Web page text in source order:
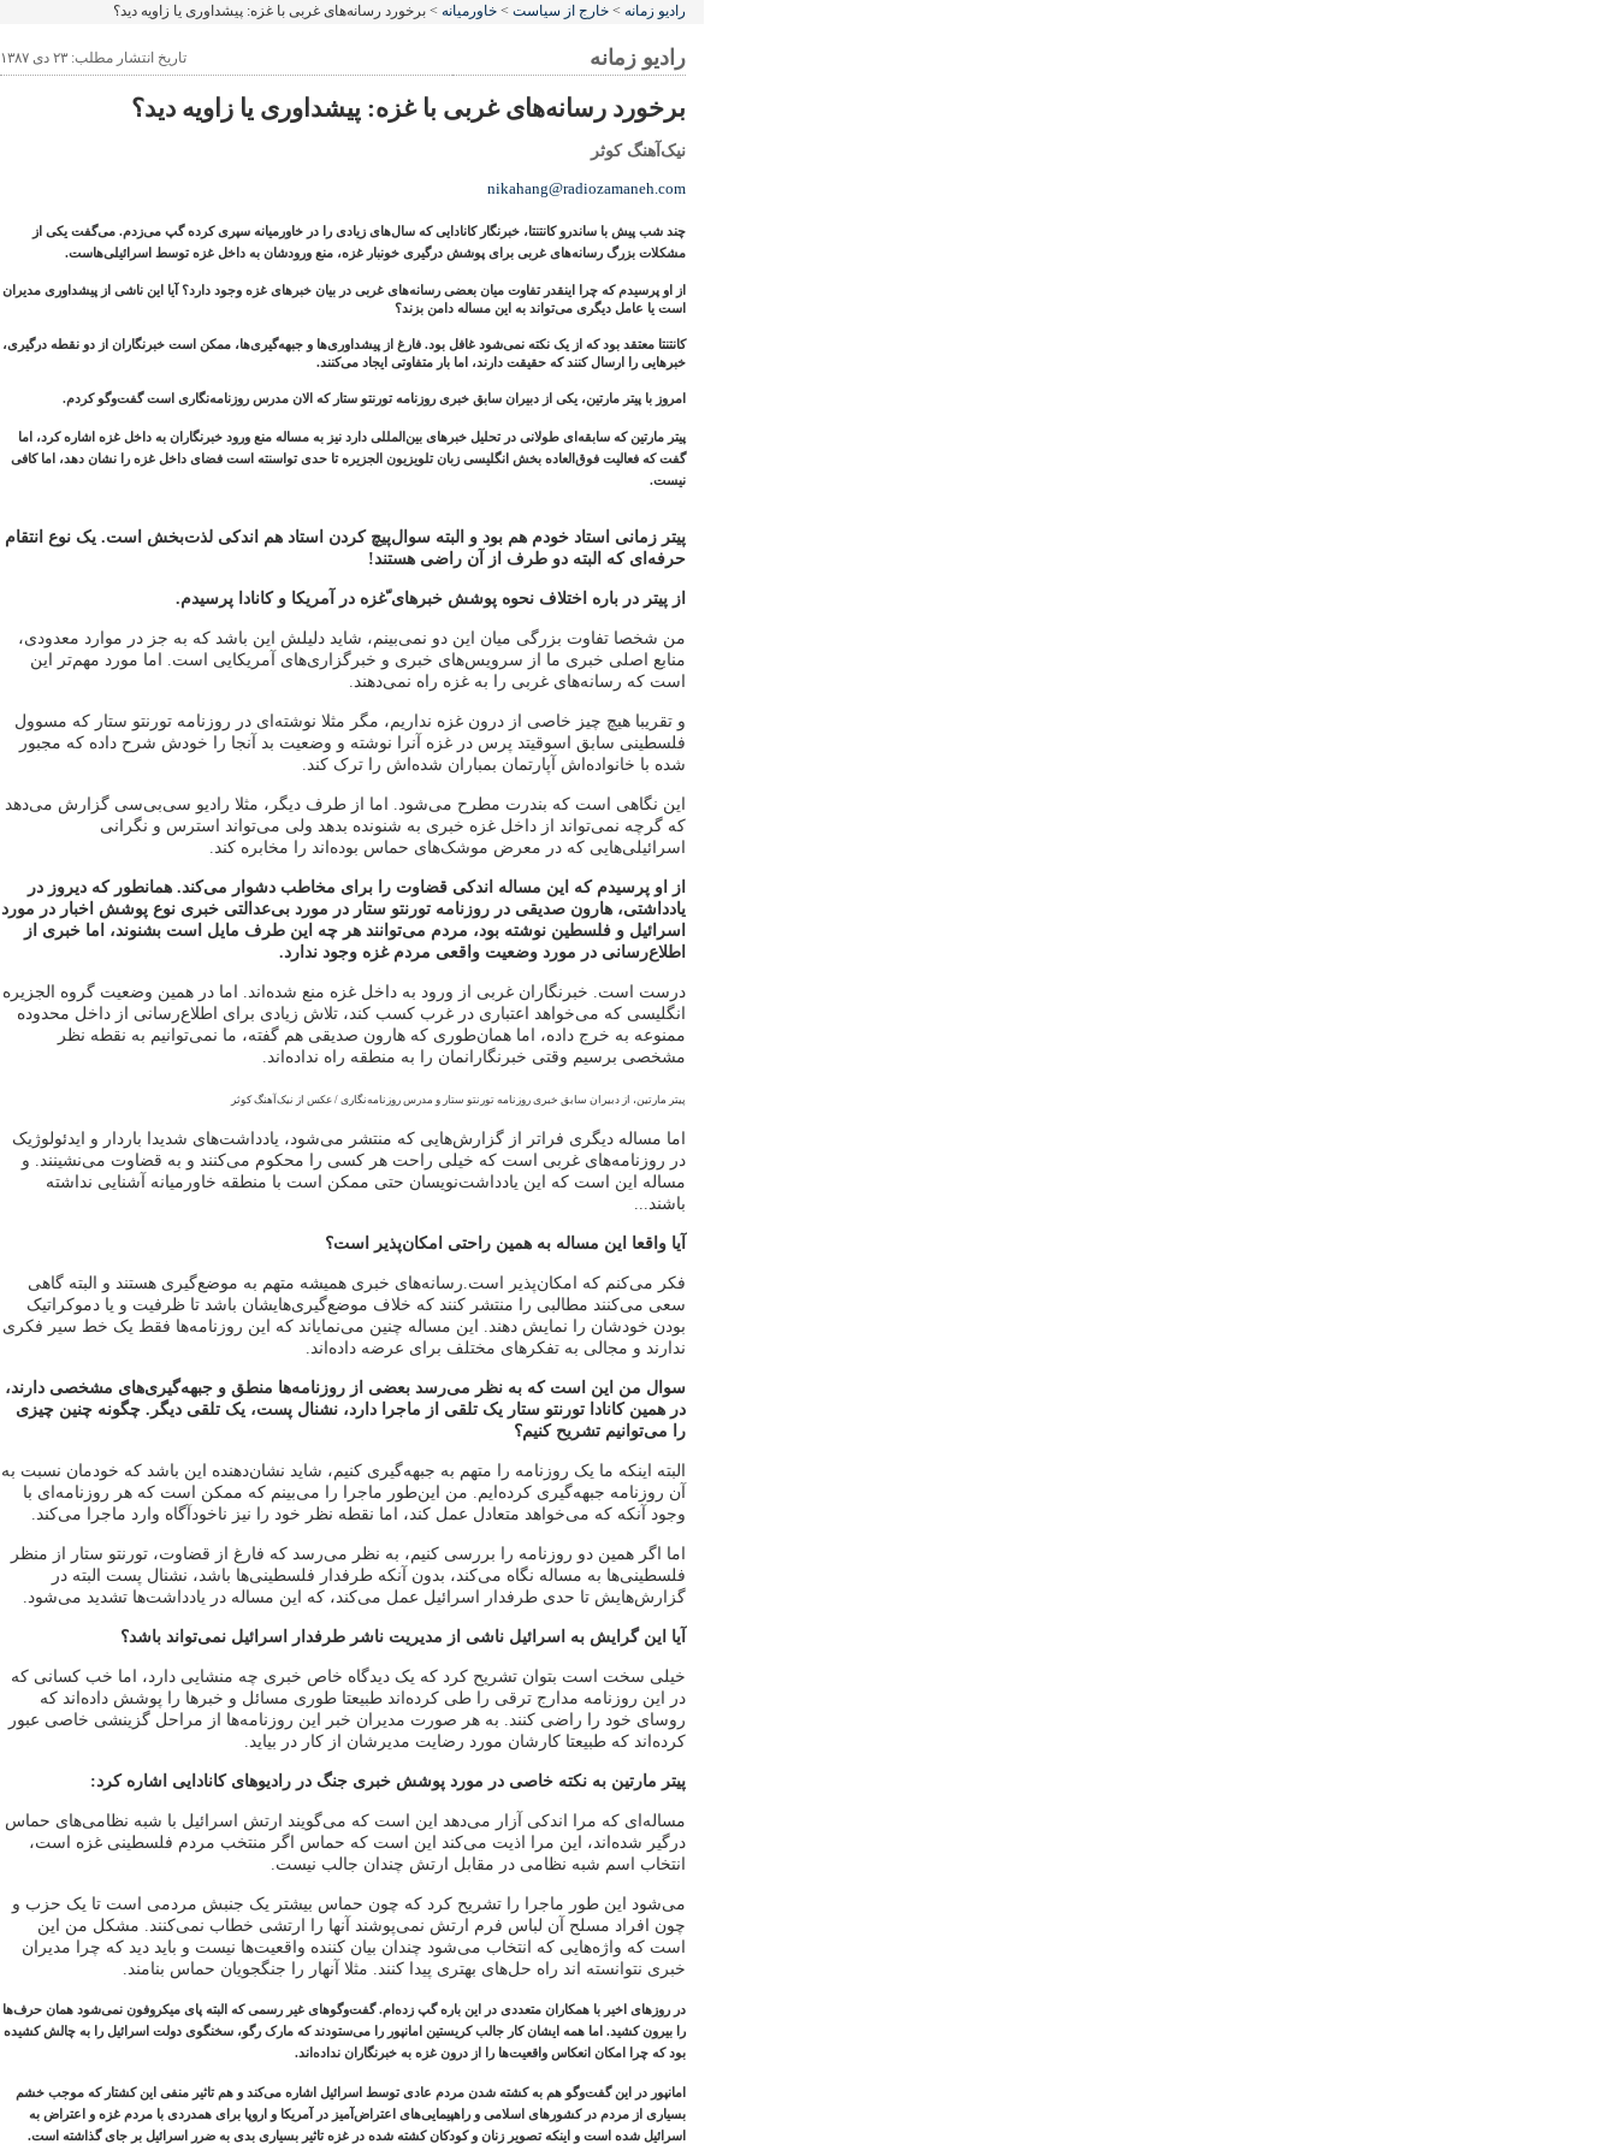
رادیو زمانه > خارج از سیاست > خاورميانه > برخورد رسانه‌های غربی با غزه: پیشداوری یا زاویه دید؟
رادیو زمانه تاریخ انتشار مطلب: ۲۳ دی ۱۳۸۷
برخورد رسانه‌های غربی با غزه: پیشداوری یا زاویه دید؟
نیک‌آهنگ کوثر
nikahang@radiozamaneh.com
چند شب پیش با ساندرو کانتنتا، خبرنگار کانادایی که سال‌های زیادی را در خاورمیانه سپری کرده گپ می‌زدم. می‌گفت یکی از
مشکلات بزرگ رسانه‌های غربی برای پوشش درگیری خونبار غزه، منع ورودشان به داخل غزه توسط اسرائیلی‌هاست.
از او پرسیدم که چرا اینقدر تفاوت میان بعضی رسانه‌های غربی در بیان خبرهای غزه وجود دارد؟ آیا این ناشی از پیشداوری مدیران
است یا عامل دیگری می‌تواند به این مساله دامن بزند؟
کانتنتا معتقد بود که از یک نکته نمی‌شود غافل بود. فارغ از پیشداوری‌ها و جبهه‌گیری‌ها، ممکن است خبرنگاران از دو نقطه درگیری،
خبرهایی را ارسال کنند که حقیقت دارند، اما بار متفاوتی ایجاد می‌کنند.
امروز با پیتر مارتین، یکی از دبیران سابق خبری روزنامه تورنتو ستار که الان مدرس روزنامه‌نگاری است گفت‌وگو کردم.
پیتر مارتین که سابقه‌ای طولانی در تحلیل خبرهای بین‌المللی دارد نیز به مساله منع ورود خبرنگاران به داخل غزه اشاره کرد، اما
گفت که فعالیت فوق‌العاده بخش انگلیسی زبان تلویزیون الجزیره تا حدی تواسنته است فضای داخل غزه را نشان دهد، اما کافی
نیست.
پیتر زمانی استاد خودم هم بود و البته سوال‌پیچ کردن استاد هم اندکی لذت‌بخش است. یک نوع انتقام
حرفه‌ای که البته دو طرف از آن راضی هستند!
از پیتر در باره اختلاف نحوه پوشش خبرهای ّغزه در آمریکا و کانادا پرسیدم.
من شخصا تفاوت بزرگی میان این دو نمی‌بینم، شاید دلیلش این باشد که به جز در موارد معدودی،
منابع اصلی خبری ما از سرویس‌های خبری و خبرگزاری‌های آمریکایی است. اما مورد مهم‌تر این
است که رسانه‌های غربی را به غزه راه نمی‌دهند.
و تقریبا هیچ چیز خاصی از درون غزه نداریم، مگر مثلا نوشته‌ای در روزنامه تورنتو ستار که مسوول
فلسطینی سابق اسوقیتد پرس در غزه آنرا نوشته و وضعیت بد آنجا را خودش شرح داده که مجبور
شده با خانواده‌اش آپارتمان بمباران شده‌اش را ترک کند.
این نگاهی است که بندرت مطرح می‌شود. اما از طرف دیگر، مثلا رادیو سی‌بی‌سی گزارش می‌دهد
که گرچه نمی‌تواند از داخل غزه خبری به شنونده بدهد ولی می‌تواند استرس و نگرانی
اسرائیلی‌هایی که در معرض موشک‌های حماس بوده‌اند را مخابره کند.
از او پرسیدم که این مساله اندکی قضاوت را برای مخاطب دشوار می‌کند. همانطور که دیروز در
یادداشتی، هارون صدیقی در روزنامه تورنتو ستار در مورد بی‌عدالتی خبری نوع پوشش اخبار در مورد
اسرائیل و فلسطین نوشته بود، مردم می‌توانند هر چه این طرف مایل است بشنوند، اما خبری از
اطلاع‌رسانی در مورد وضعیت واقعی مردم غزه وجود ندارد.
درست است. خبرنگاران غربی از ورود به داخل غزه منع شده‌اند. اما در همین وضعیت گروه الجزیره
انگلیسی که می‌خواهد اعتباری در غرب کسب کند، تلاش زیادی برای اطلاع‌رسانی از داخل محدوده
ممنوعه به خرج داده، اما همان‌طوری که هارون صدیقی هم گفته، ما نمی‌توانیم به نقطه نظر
مشخصی برسیم وقتی خبرنگارانمان را به منطقه راه نداده‌اند.
پیتر مارتین، از دبیران سابق خبری روزنامه تورنتو ستار و مدرس روزنامه‌نگاری / عکس از نیک‌آهنگ کوثر
اما مساله دیگری فراتر از گزارش‌هایی که منتشر می‌شود، یادداشت‌های شدیدا باردار و ایدئولوژیک
در روزنامه‌های غربی است که خیلی راحت هر کسی را محکوم می‌کنند و به قضاوت می‌نشینند. و
مساله این است که این یادداشت‌نویسان حتی ممکن است با منطقه خاورمیانه آشنایی نداشته
باشند...
آیا واقعا این مساله به همین راحتی امکان‌پذیر است؟
فکر می‌کنم که امکان‌پذیر است.رسانه‌های خبری همیشه متهم به موضع‌گیری هستند و البته گاهی
سعی می‌کنند مطالبی را منتشر کنند که خلاف موضع‌گیری‌هایشان باشد تا ظرفیت و یا دموکراتیک
بودن خودشان را نمایش دهند. این مساله چنین می‌نمایاند که این روزنامه‌ها فقط یک خط سیر فکری
ندارند و مجالی به تفکرهای مختلف برای عرضه داده‌اند.
سوال من این است که به نظر می‌رسد بعضی از روزنامه‌ها منطق و جبهه‌گیری‌های مشخصی دارند،
در همین کانادا تورنتو ستار یک تلقی از ماجرا دارد، نشنال پست، یک تلقی دیگر. چگونه چنین چیزی
را می‌توانیم تشریح کنیم؟
البته اینکه ما یک روزنامه را متهم به جبهه‌گیری کنیم، شاید نشان‌دهنده این باشد که خودمان نسبت به
آن روزنامه جبهه‌گیری کرده‌ایم. من این‌طور ماجرا را می‌بینم که ممکن است که هر روزنامه‌ای با
وجود آنکه که می‌خواهد متعادل عمل کند، اما نقطه نظر خود را نیز ناخودآگاه وارد ماجرا می‌کند.
اما اگر همین دو روزنامه را بررسی کنیم، به نظر می‌رسد که فارغ از قضاوت، تورنتو ستار از منظر
فلسطینی‌ها به مساله نگاه می‌کند، بدون آنکه طرفدار فلسطینی‌ها باشد، نشنال پست البته در
گزارش‌هایش تا حدی طرفدار اسرائیل عمل می‌کند، که این مساله در یادداشت‌ها تشدید می‌شود.
آیا این گرایش به اسرائیل ناشی از مدیریت ناشر طرفدار اسرائیل نمی‌تواند باشد؟
خیلی سخت است بتوان تشریح کرد که یک دیدگاه خاص خبری چه منشایی دارد، اما خب کسانی که
در این روزنامه مدارج ترقی را طی کرده‌اند طبیعتا طوری مسائل و خبرها را پوشش داده‌اند که
روسای خود را راضی کنند. به هر صورت مدیران خبر این روزنامه‌ها از مراحل گزینشی خاصی عبور
کرده‌اند که طبیعتا کارشان مورد رضایت مدیرشان از کار در بیاید.
پیتر مارتین به نکته خاصی در مورد پوشش خبری جنگ در رادیوهای کانادایی اشاره کرد:
مساله‌ای که مرا اندکی آزار می‌دهد این است که می‌گویند ارتش اسرائیل با شبه نظامی‌های حماس
درگیر شده‌اند، این مرا اذیت می‌کند این است که حماس اگر منتخب مردم فلسطینی غزه است،
انتخاب اسم شبه نظامی در مقابل ارتش چندان جالب نیست.
می‌شود این طور ماجرا را تشریح کرد که چون حماس بیشتر یک جنبش مردمی است تا یک حزب و
چون افراد مسلح آن لباس فرم ارتش نمی‌پوشند آنها را ارتشی خطاب نمی‌کنند. مشکل من این
است که واژه‌هایی که انتخاب می‌شود چندان بیان کننده واقعیت‌ها نیست و باید دید که چرا مدیران
خبری نتوانسته اند راه حل‌های بهتری پیدا کنند. مثلا آنهار را جنگجویان حماس بنامند.
در روزهای اخیر با همکاران متعددی در این باره گپ زده‌ام. گفت‌وگوهای غیر رسمی که البته پای میکروفون نمی‌شود همان حرف‌ها
را بیرون کشید. اما همه ایشان کار جالب کریستین امانپور را می‌ستودند که مارک رگو، سخنگوی دولت اسرائیل را به چالش کشیده
بود که چرا امکان انعکاس واقعیت‌ها را از درون غزه به خبرنگاران نداده‌اند.
امانپور در این گفت‌وگو هم به کشته شدن مردم عادی توسط اسرائیل اشاره می‌کند و هم تاثیر منفی این کشتار که موجب خشم
بسیاری از مردم در کشورهای اسلامی و راهپیمایی‌های اعتراض‌آمیز در آمریکا و اروپا برای همدردی با مردم غزه و اعتراض به
اسرائیل شده است و اینکه تصویر زنان و کودکان کشته شده در غزه تاثیر بسیاری بدی به ضرر اسرائیل بر جای گذاشته است.